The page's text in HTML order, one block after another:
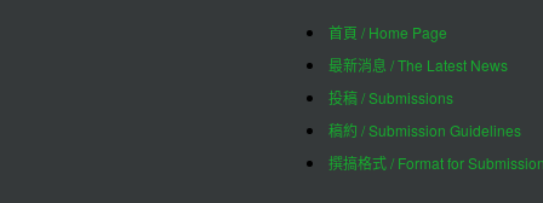
首頁 / Home Page
最新消息 / The Latest News
投稿 / Submissions
稿約 / Submission Guidelines
撰搞格式 / Format for